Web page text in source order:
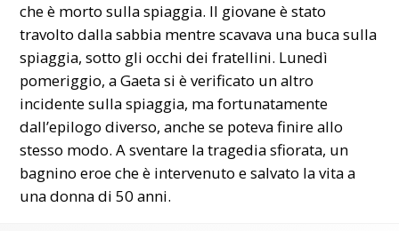
che è morto sulla spiaggia. Il giovane è stato
travolto dalla sabbia mentre scavava una buca sulla
spiaggia, sotto gli occhi dei fratellini. Lunedì
pomeriggio, a Gaeta si è verificato un altro
incidente sulla spiaggia, ma fortunatamente
dall’epilogo diverso, anche se poteva finire allo
stesso modo. A sventare la tragedia sfiorata, un
bagnino eroe che è intervenuto e salvato la vita a
una donna di 50 anni.